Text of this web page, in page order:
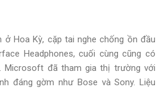
ở Hoa Kỳ, cặp tai nghe chống ồn đầu
Headphones, cuối cùng cũng có
Microsoft đã tham gia thị trường với
đáng gờm như Bose và Sony. Liệu